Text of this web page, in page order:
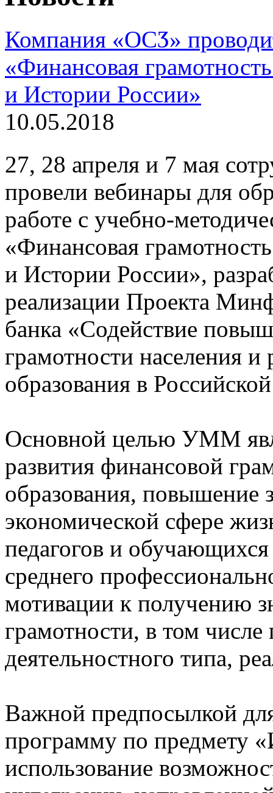
Компания «ОСӠ»
«Финансовая
и Истории России»
10.05.2018
27, 28 апреля и 7 мая
провели вебинары для
работе с учебно-
«Финансовая
и Истории России»,
реализации Проекта
банка «Содействие
грамотности населения
образования в
Основной целью УММ
развития финансовой
образования, повышение
экономической сфере
педагогов и
среднего
мотивации к получению
грамотности, в том
деятельностного типа,
Важной предпосылкой
программу по предмету
использование